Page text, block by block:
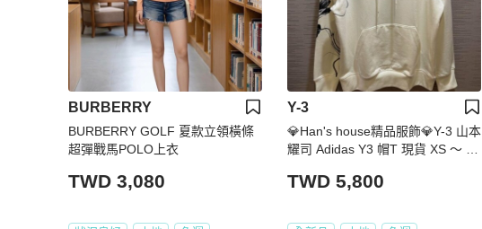
BURBERRY
BURBERRY GOLF 夏款立領橫條
超彈戰馬POLO上衣
TWD 3,080
Y-3
💎Han's house精品服飾💎Y-3 山本
耀司 Adidas Y3 帽T 現貨 XS ～ X
TWD 5,800